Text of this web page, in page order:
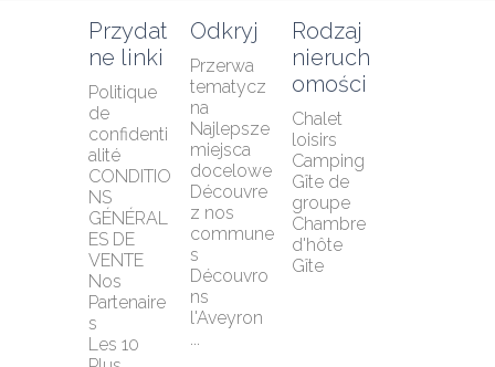
Przydat
ne linki
Politique
de
confidenti
alité
CONDITIO
NS
GÉNÉRAL
ES DE
VENTE
Nos
Partenaire
s
Les 10
Odkryj
Przerwa
tematycz
na
Najlepsze
miejsca
docelowe
Découvre
z nos
commune
s
Découvro
ns
l'Aveyron
...
Rodzaj
nieruch
omości
Chalet
loisirs
Camping
Gîte de
groupe
Chambre
d'hôte
Gîte